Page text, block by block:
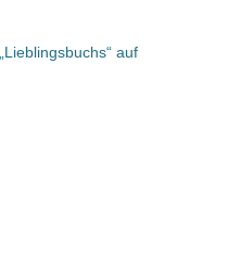
auf